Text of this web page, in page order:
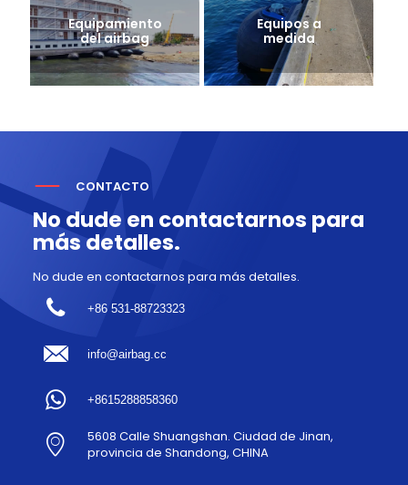
Equipamiento
del airbag
Equipos a
medida
CONTACTO
No dude en contactarnos para
más detalles.
No dude en contactarnos para más detalles.
+86 531-88723323
info@airbag.cc
+8615288858360
5608 Calle Shuangshan. Ciudad de Jinan,
provincia de Shandong, CHINA